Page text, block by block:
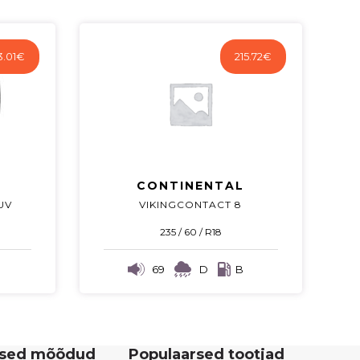
€ 215.72€
CONTINENTAL
VIKINGCONTACT 8
235 / 60 / R18
69 D B
mõõdud Populaarsed tootjad